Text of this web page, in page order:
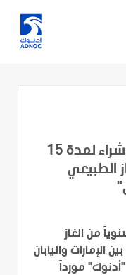
"أدنوك" توقّع اتفاقية بيع وشراء لمدة 15
الطبيعي
من الغاز
الإمارات واليابان
مورداً